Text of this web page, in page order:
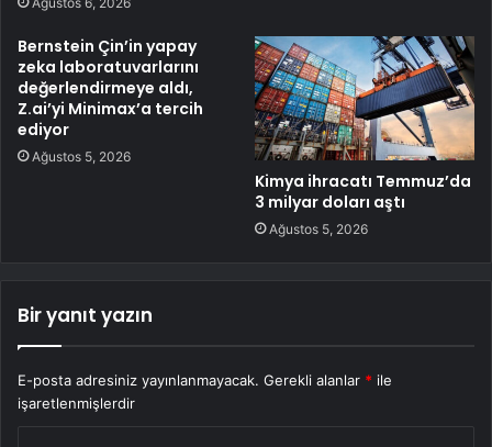
Bernstein Çin’in yapay
zeka laboratuvarlarını
değerlendirmeye aldı,
Z.ai’yi Minimax’a tercih
ediyor
Ağustos 5, 2026
Kimya ihracatı Temmuz’da
3 milyar doları aştı
Ağustos 5, 2026
Bir yanıt yazın
E-posta adresiniz yayınlanmayacak. Gerekli alanlar * ile
işaretlenmişlerdir